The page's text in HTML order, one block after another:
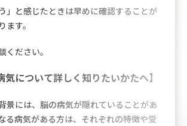
」と感じたときは早めに確認することが
ます。
ください。
気について詳しく知りたいかたへ】
景には、脳の病気が隠れていることがあ
る病気がある方は、それぞれの特徴や受